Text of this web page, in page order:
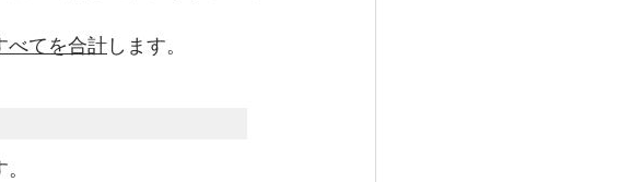
べてを合計します。